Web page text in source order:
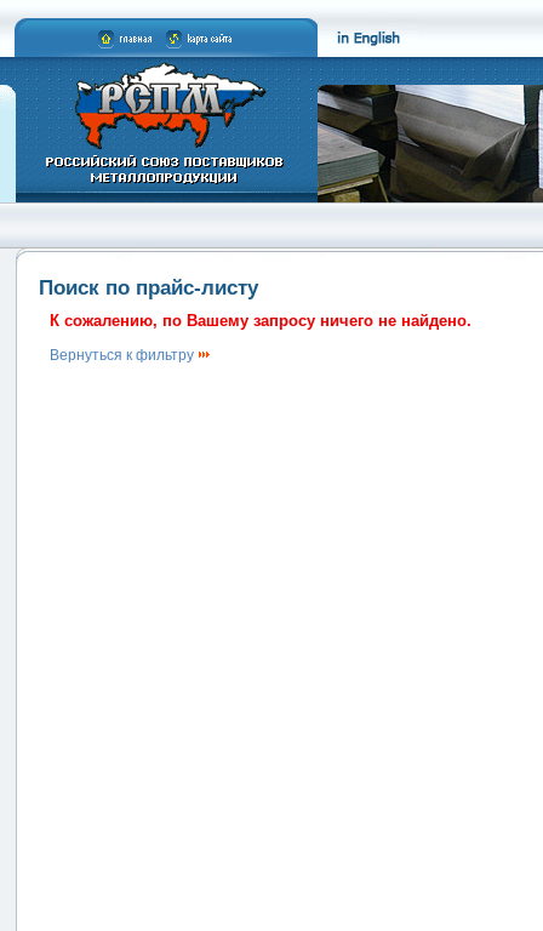
Поиск по прайс-листу
К сожалению, по Вашему запросу ничего не найдено.
Вернуться к фильтру